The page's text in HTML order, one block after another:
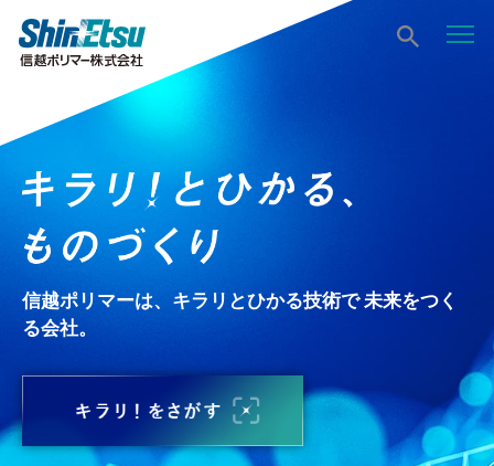
信越ポリマーは、キラリとひかる技術で 未来をつく
る会社。